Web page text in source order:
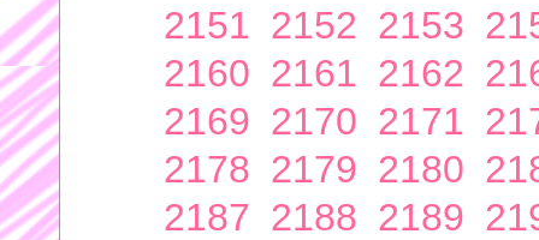
2151 2152 2153
2160 2161 2162
2169 2170 2171
2178 2179 2180
2187 2188 2189